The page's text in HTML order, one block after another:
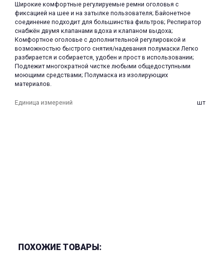
Широкие комфортные регулируемые ремни оголовья с
фиксацией на шее и на затылке пользователя; Байонетное
соединение подходит для большинства фильтров; Респиратор
снабжён двумя клапанами вдоха и клапаном выдоха;
Комфортное оголовье с дополнительной регулировкой и
возможностью быстрого снятия/надевания полумаски Легко
разбирается и собирается, удобен и прост в использовании;
Подлежит многократной чистке любыми общедоступными
моющими средствами; Полумаска из изолирующих
материалов.
Единица измерений шт
ПОХОЖИЕ ТОВАРЫ: